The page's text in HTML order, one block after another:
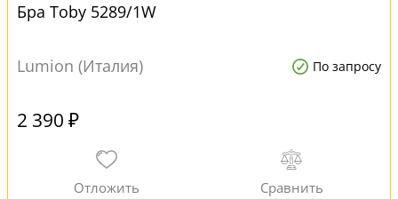
Бра Toby 5289/1W
Lumion (Италия) По запросу
2 390 ₽